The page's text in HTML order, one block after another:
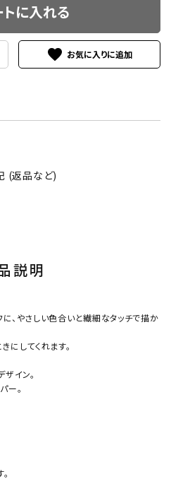
トに入れる
favorite
(返品など)
説明
、やさしい色合いと繊細なタッチで描か
にしてくれます。
イン。
ー。